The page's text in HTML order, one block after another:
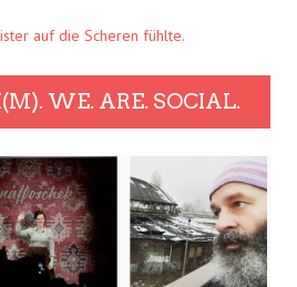
auf die Scheren fühlte.
WE. ARE. SOCIAL.